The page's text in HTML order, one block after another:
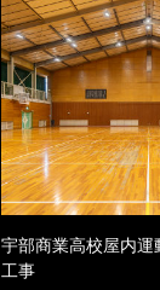
宇部商業高校屋内
工事